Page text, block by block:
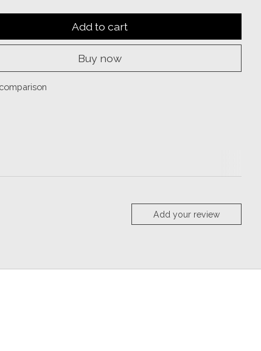
Add to cart
Buy now
Add your review